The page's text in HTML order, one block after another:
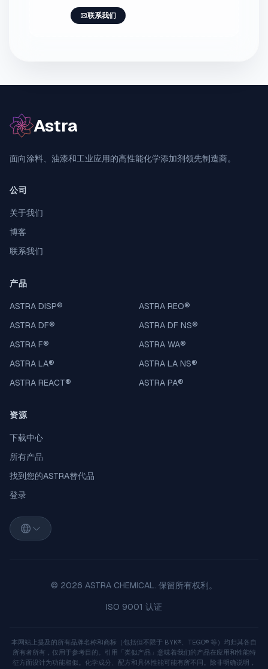
联系我们
Astra
面向涂料、油漆和工业应用的高性能化学添加剂领先制造商。
公司
关于我们
博客
联系我们
产品
ASTRA DISP® ASTRA REO®
ASTRA DF® ASTRA DF NS®
ASTRA F® ASTRA WA®
ASTRA LA® ASTRA LA NS®
ASTRA REACT® ASTRA PA®
资源
下载中心
所有产品
找到您的ASTRA替代品
登录
© 2026 ASTRA CHEMICAL. 保留所有权利。
ISO 9001 认证
本网站上提及的所有品牌名称和商标（包括但不限于 BYK®、TEGO® 等）均归其各自
所有者所有，仅用于参考目的。引用「类似产品」意味着我们的产品在应用和性能特
征方面设计为功能相似。化学成分、配方和具体性能可能有所不同。除非明确说明，